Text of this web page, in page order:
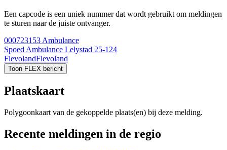
Een capcode is een uniek nummer dat wordt gebruikt om meldingen
te sturen naar de juiste ontvanger.
000723153 Ambulance
Spoed Ambulance Lelystad 25-124
FlevolandFlevoland
Toon FLEX bericht
Plaatskaart
Polygoonkaart van de gekoppelde plaats(en) bij deze melding.
Recente meldingen in de regio